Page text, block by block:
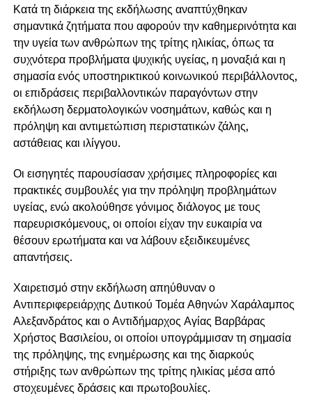
Κατά τη διάρκεια της εκδήλωσης αναπτύχθηκαν
σημαντικά ζητήματα που αφορούν την καθημερινότητα και
την υγεία των ανθρώπων της τρίτης ηλικίας, όπως τα
συχνότερα προβλήματα ψυχικής υγείας, η μοναξιά και η
σημασία ενός υποστηρικτικού κοινωνικού περιβάλλοντος,
οι επιδράσεις περιβαλλοντικών παραγόντων στην
εκδήλωση δερματολογικών νοσημάτων, καθώς και η
πρόληψη και αντιμετώπιση περιστατικών ζάλης,
αστάθειας και ιλίγγου.
Οι εισηγητές παρουσίασαν χρήσιμες πληροφορίες και
πρακτικές συμβουλές για την πρόληψη προβλημάτων
υγείας, ενώ ακολούθησε γόνιμος διάλογος με τους
παρευρισκόμενους, οι οποίοι είχαν την ευκαιρία να
θέσουν ερωτήματα και να λάβουν εξειδικευμένες
απαντήσεις.
Χαιρετισμό στην εκδήλωση απηύθυναν ο
Αντιπεριφερειάρχης Δυτικού Τομέα Αθηνών Χαράλαμπος
Αλεξανδράτος και ο Αντιδήμαρχος Αγίας Βαρβάρας
Χρήστος Βασιλείου, οι οποίοι υπογράμμισαν τη σημασία
της πρόληψης, της ενημέρωσης και της διαρκούς
στήριξης των ανθρώπων της τρίτης ηλικίας μέσα από
στοχευμένες δράσεις και πρωτοβουλίες.